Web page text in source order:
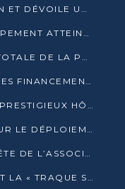
CANAL+ RELANCE LA CHAÎNE CAN ET DÉVOILE UNE OFFRE EXCEPTIONNELLE POUR DÉCEMBRE
LA DETTE DES PAYS EN DÉVELOPPEMENT ATTEINT UN SOMMET HISTORIQUE ENTRE 2022 ET 2024
L’AFRIQUE VISE L’ÉRADICATION TOTALE DE LA POLIOMYÉLITE D’ICI 2026
LA BAD PROMET D’ACCÉLÉRER SES FINANCEMENTS AVEC LE MINISTÈRE DE L’ASSAINISSEMENT
SASSOU NGUESSO INAUGURE LE PRESTIGIEUX HÔTEL KEMPINSKI BRAZZAVILLE
LE SECTEUR PRIVÉ MOBILISÉ POUR LE DÉPLOIEMENT DE 19 MINI-CENTRALES SOLAIRES
YVON SANA BANGUI PREND LA TÊTE DE L’ASSOCIATION DES BANQUES CENTRALES AFRICAINES
DENIS SASSOU-NGUESSO PROMET LA « TRAQUE SANS RELÂCHE » DU GRAND BANDITISME